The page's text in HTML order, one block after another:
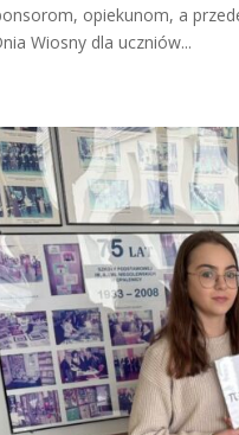
opiekunom, a
Wiosny dla uczniów...